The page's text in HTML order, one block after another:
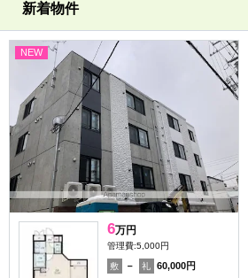
新着物件
NEW
6万円
管理費:5,000円
敷 － 礼
60,000円